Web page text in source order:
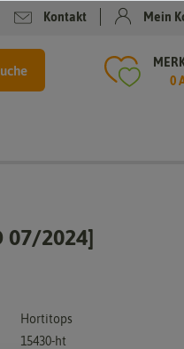
Kontakt Mein
0
07/2024]
Hortitops
15430-ht